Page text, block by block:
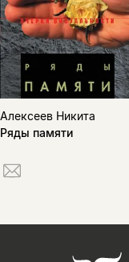
Алексеев Никита
Ряды памяти